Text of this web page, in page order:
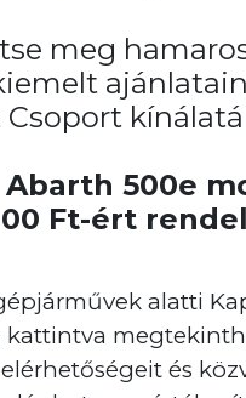
meg
Csoport
Abarth 500e
Ft-ért
alatti
kattintva
és